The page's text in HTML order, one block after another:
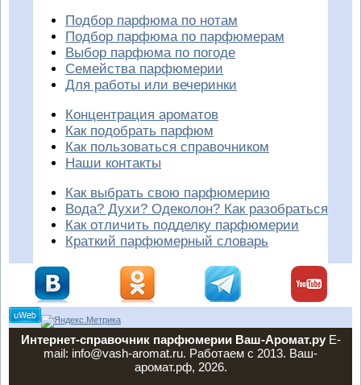
Подбор парфюма по нотам
Подбор парфюма по парфюмерам
Выбор парфюма по погоде
Семейства парфюмерии
Для работы или вечеринки
Концентрация ароматов
Как подобрать парфюм
Как пользоваться справочником
Наши контакты
Как выбрать свою парфюмерию
Вода? Духи? Одеколон? Как разобраться
Как отличить подделку парфюмерии
Краткий парфюмерный словарь
Интернет-справочник парфюмерии Ваш-Аромат.руE-
mail: info@vash-aromat.ru. Работаем с 2013. Ваш-
аромат.рф, 2026.